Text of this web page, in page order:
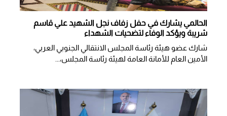
الحالمي يشارك في حفل زفاف نجل الشهيد علي قاسم
شريبة ويؤكد الوفاء لتضحيات الشهداء
شارك عضو هيئة رئاسة المجلس الانتقالي الجنوبي العربي،
الأمين العام للأمانة العامة لهيئة رئاسة المجلس،...